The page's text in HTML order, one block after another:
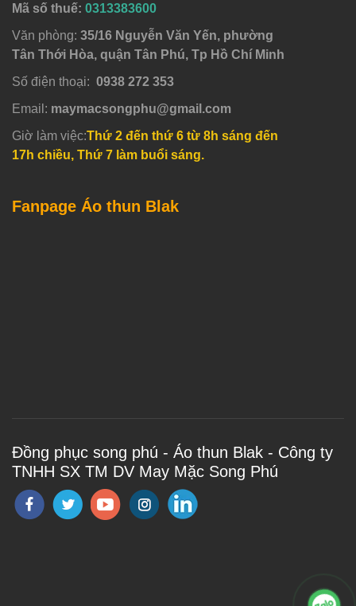
Mã số thuế: 0313383600
Văn phòng: 35/16 Nguyễn Văn Yến, phường
Tân Thới Hòa, quận Tân Phú, Tp Hồ Chí Minh
Số điện thoại: 0938 272 353
Email: maymacsongphu@gmail.com
Giờ làm việc:Thứ 2 đến thứ 6 từ 8h sáng đến
17h chiều, Thứ 7 làm buổi sáng.
Fanpage Áo thun Blak
Đồng phục song phú - Áo thun Blak - Công ty
TNHH SX TM DV May Mặc Song Phú